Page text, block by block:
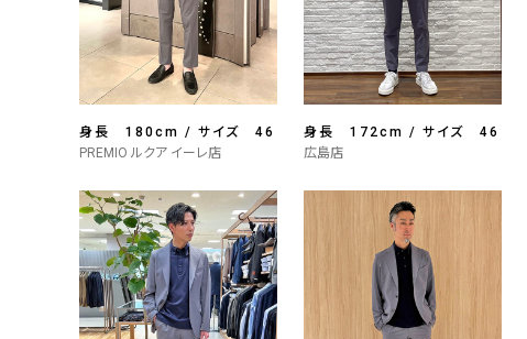
身長 180cm / サイズ 46
PREMIO ルクア イーレ店
身長 172cm / サイズ 46
広島店